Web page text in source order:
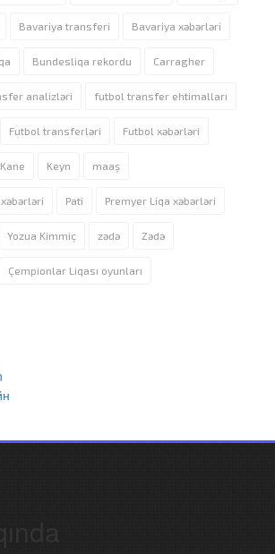
Bavariya transferi Bavariya xəbərləri
Bundesliqa rekordu Carragher
analizləri futbol transfer ehtimalları
Futbol transferləri Futbol xəbərləri
Keyn maaş
Pati Premyer Liqa xəbərləri
Yozua Kimmiç zədə Zədə
Çempionlar Liqası oyunları